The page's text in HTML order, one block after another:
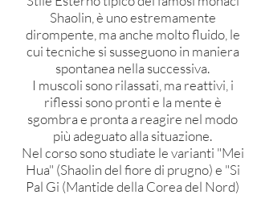
Shaolin, è uno estremamente
dirompente, ma anche molto fluido, le
cui tecniche si susseguono in maniera
spontanea nella successiva.
I muscoli sono rilassati, ma reattivi, i
riflessi sono pronti e la mente è
sgombra e pronta a reagire nel modo
più adeguato alla situazione.
Nel corso sono studiate le varianti "Mei
Hua" (Shaolin del fiore di prugno) e "Si
Pal Gi (Mantide della Corea del Nord)